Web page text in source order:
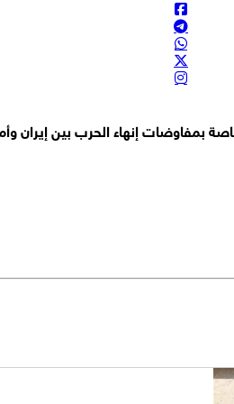
بمفاوضات إنهاء الحرب بين إيران